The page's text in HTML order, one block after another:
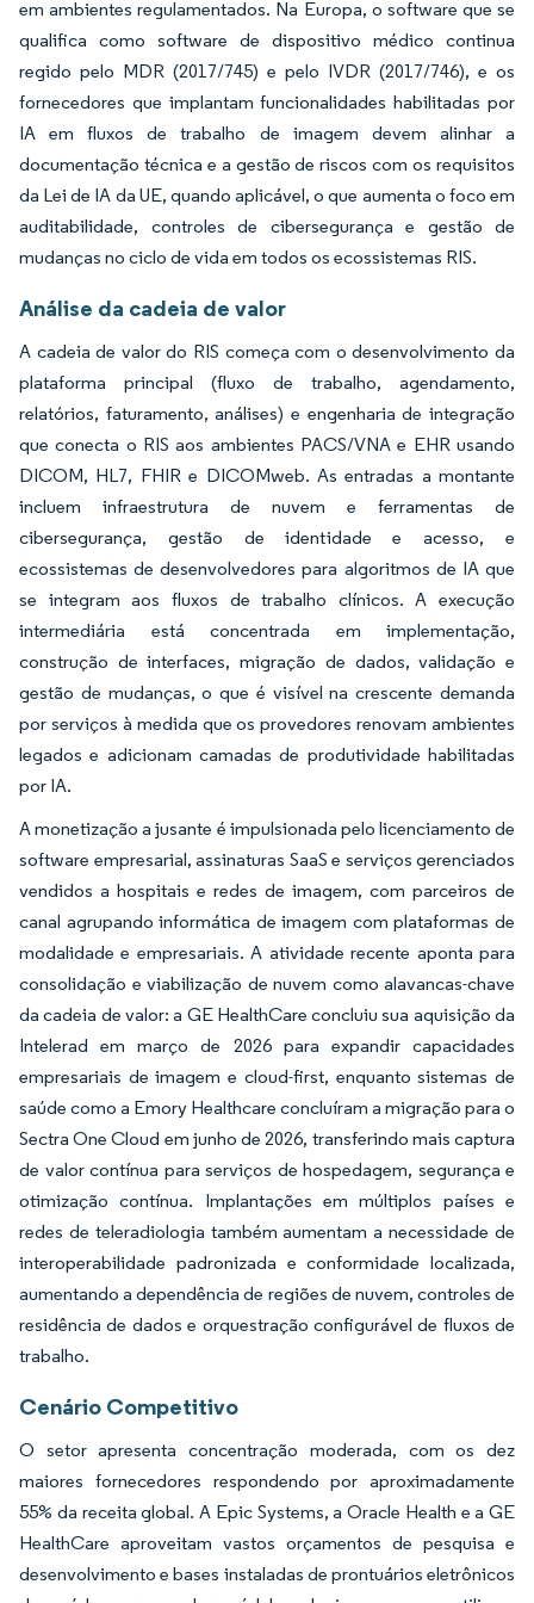
em ambientes regulamentados. Na Europa, o software que se
qualifica como software de dispositivo médico continua
regido pelo MDR (2017/745) e pelo IVDR (2017/746), e os
fornecedores que implantam funcionalidades habilitadas por
IA em fluxos de trabalho de imagem devem alinhar a
documentação técnica e a gestão de riscos com os requisitos
da Lei de IA da UE, quando aplicável, o que aumenta o foco em
auditabilidade, controles de cibersegurança e gestão de
mudanças no ciclo de vida em todos os ecossistemas RIS.
Análise da cadeia de valor
A cadeia de valor do RIS começa com o desenvolvimento da
plataforma principal (fluxo de trabalho, agendamento,
relatórios, faturamento, análises) e engenharia de integração
que conecta o RIS aos ambientes PACS/VNA e EHR usando
DICOM, HL7, FHIR e DICOMweb. As entradas a montante
incluem infraestrutura de nuvem e ferramentas de
cibersegurança, gestão de identidade e acesso, e
ecossistemas de desenvolvedores para algoritmos de IA que
se integram aos fluxos de trabalho clínicos. A execução
intermediária está concentrada em implementação,
construção de interfaces, migração de dados, validação e
gestão de mudanças, o que é visível na crescente demanda
por serviços à medida que os provedores renovam ambientes
legados e adicionam camadas de produtividade habilitadas
por IA.
A monetização a jusante é impulsionada pelo licenciamento de
software empresarial, assinaturas SaaS e serviços gerenciados
vendidos a hospitais e redes de imagem, com parceiros de
canal agrupando informática de imagem com plataformas de
modalidade e empresariais. A atividade recente aponta para
consolidação e viabilização de nuvem como alavancas-chave
da cadeia de valor: a GE HealthCare concluiu sua aquisição da
Intelerad em março de 2026 para expandir capacidades
empresariais de imagem e cloud-first, enquanto sistemas de
saúde como a Emory Healthcare concluíram a migração para o
Sectra One Cloud em junho de 2026, transferindo mais captura
de valor contínua para serviços de hospedagem, segurança e
otimização contínua. Implantações em múltiplos países e
redes de teleradiologia também aumentam a necessidade de
interoperabilidade padronizada e conformidade localizada,
aumentando a dependência de regiões de nuvem, controles de
residência de dados e orquestração configurável de fluxos de
trabalho.
Cenário Competitivo
O setor apresenta concentração moderada, com os dez
maiores fornecedores respondendo por aproximadamente
55% da receita global. A Epic Systems, a Oracle Health e a GE
HealthCare aproveitam vastos orçamentos de pesquisa e
desenvolvimento e bases instaladas de prontuários eletrônicos